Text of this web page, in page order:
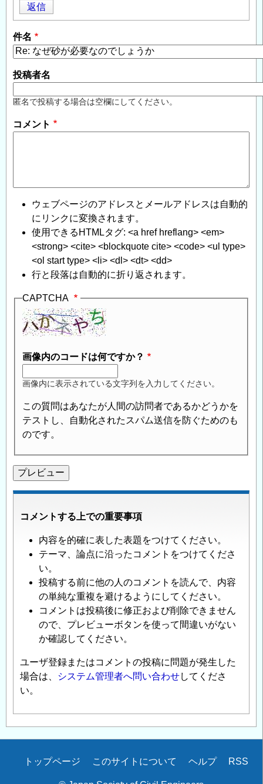
返信
件名
投稿者名
匿名で投稿する場合は空欄にしてください。
コメント
ウェブページのアドレスとメールアドレスは自動的
にリンクに変換されます。
使用できるHTMLタグ: <a href hreflang> <em>
<strong> <cite> <blockquote cite> <code> <ul type>
<ol start type> <li> <dl> <dt> <dd>
行と段落は自動的に折り返されます。
CAPTCHA
画像内のコードは何ですか？
画像内に表示されている文字列を入力してください。
この質問はあなたが人間の訪問者であるかどうかを
テストし、自動化されたスパム送信を防ぐためのも
のです。
コメントする上での重要事項
内容を的確に表した表題をつけてください。
テーマ、論点に沿ったコメントをつけてくださ
い。
投稿する前に他の人のコメントを読んで、内容
の単純な重複を避けるようにしてください。
コメントは投稿後に修正および削除できません
ので、プレビューボタンを使って間違いがない
か確認してください。
ユーザ登録またはコメントの投稿に問題が発生した
場合は、
システム管理者へ問い合わせしてくださ
い。
Secondary
トップページ このサイトについて ヘルプ RSS